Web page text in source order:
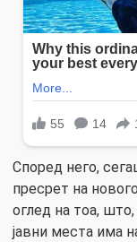
Според него,
пресрет на
оглед на тоа,
јавни места има